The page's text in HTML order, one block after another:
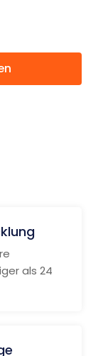
als 24